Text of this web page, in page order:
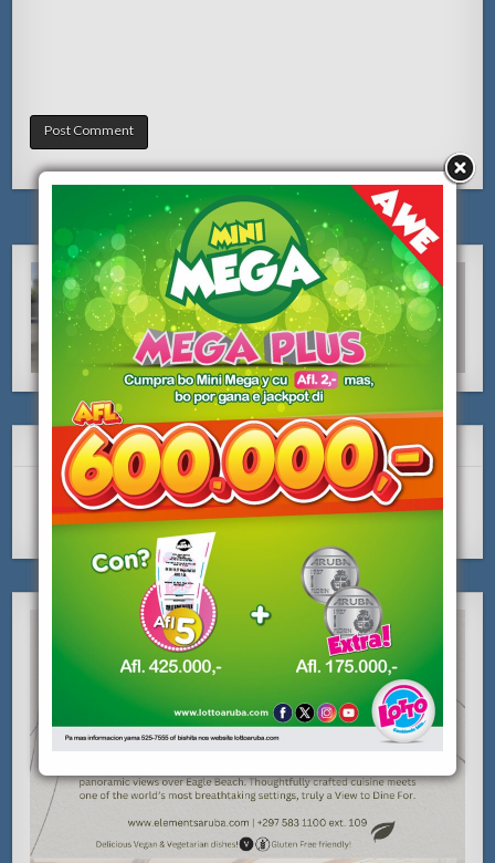
SUBSCRIBE Y LIKE NOS!